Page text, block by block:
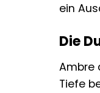
ein
Die
Ambre
Tiefe